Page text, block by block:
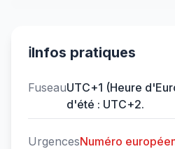
ℹ️Infos pratiques
FuseauUTC+1 (Heure
d'été : UTC+2.
UrgencesNuméro